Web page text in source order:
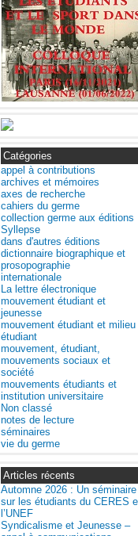
Catégories
appel à contributions
archives et mémoires
axes de recherche
cahiers du germe
collection germe aux éditions
Syllepse
dans d'autres éditions
dictionnaire biographique et
prosopographie
internationale
La lettre électronique
mouvement étudiant et
jeunesse
mouvement étudiant et milieu
étudiant
mouvement, étudiant,
mouvements sociaux et
société
mouvements étudiants et
institution universitaire
Non classé
notes de lecture
séminaires
vie du germe
Articles récents
Automne 2026 : Un séminaire
sur les étudiants du CERES
l’UNEF
Syndicalisme et Jeunesse –